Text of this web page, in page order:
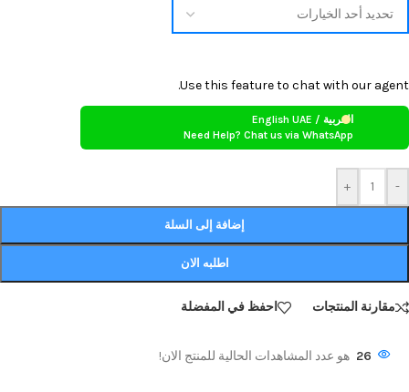
-
+
Use this feature to chat with our agent.
العربية / English UAE
Need Help? Chat us via WhatsApp
إضافة إلى السلة
اطلبه الان
مقارنة المنتجات احفظ في المفضلة
26 هو عدد المشاهدات الحالية للمنتج الان!